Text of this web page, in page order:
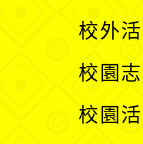
校外
校園
校園